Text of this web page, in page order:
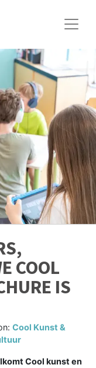
COOL
IS
Cool Kunst &
Cool kunst en